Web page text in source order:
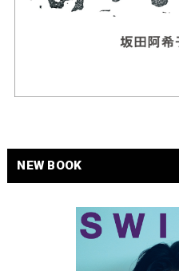
NEW BOOK